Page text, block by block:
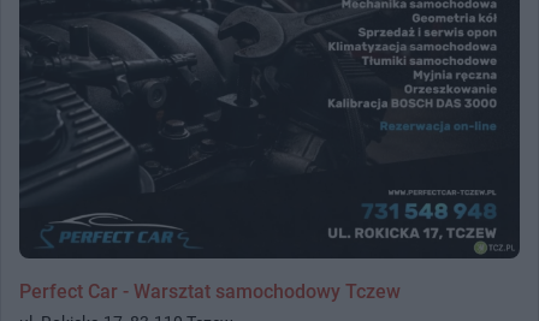
Perfect Car - Warsztat samochodowy Tczew